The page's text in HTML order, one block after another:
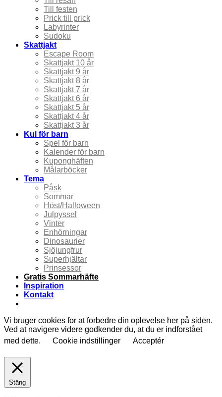
Till festen
Prick till prick
Labyrinter
Sudoku
Skattjakt
Escape Room
Skattjakt 10 år
Skattjakt 9 år
Skattjakt 8 år
Skattjakt 7 år
Skattjakt 6 år
Skattjakt 5 år
Skattjakt 4 år
Skattjakt 3 år
Kul för barn
Spel för barn
Kalender för barn
Kuponghäften
Målarböcker
Tema
Påsk
Sommar
Höst/Halloween
Julpyssel
Vinter
Enhörningar
Dinosaurier
Sjöjungfrur
Superhjältar
Prinsessor
Gratis Sommarhäfte
Inspiration
Kontakt
Vi bruger cookies for at forbedre din oplevelse her på siden.
Ved at navigere videre godkender du, at du er indforstået
med dette.
Cookie indstillinger Acceptér
Stäng